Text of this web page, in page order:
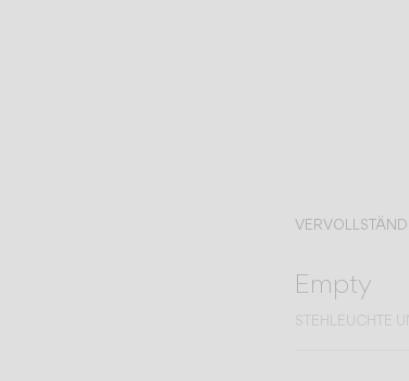
Empty
STEHLEUCHTE